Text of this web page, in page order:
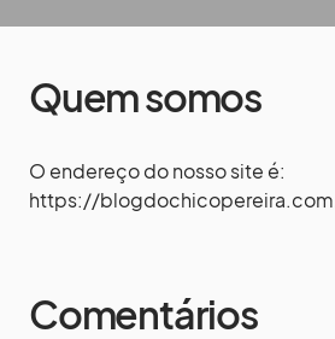
Quem somos
O endereço do nosso site é:
https://
Comentários